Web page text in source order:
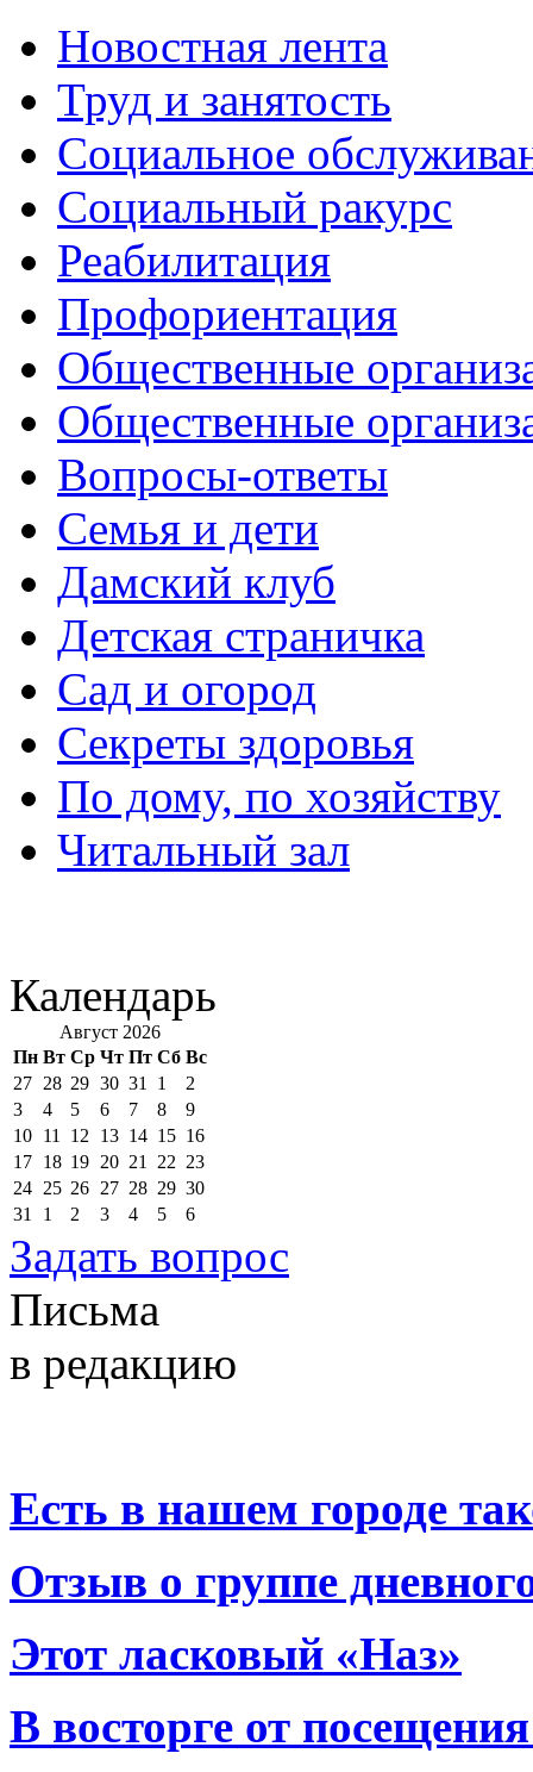
Новостная лента
Труд и занятость
Социальное
Социальный ракурс
Реабилитация
Профориентация
Общественные
Общественные
Вопросы-ответы
Семья и дети
Дамский клуб
Детская страничка
Сад и огород
Секреты здоровья
По дому, по хозяйству
Читальный зал
Календарь
Август 2026
Пн Вт Ср Чт Пт Сб Вс
27 28 29 30 31 1
2
3
4 5 6 7 8
9
10 11 12 13 14 15 16
17 18 19 20 21 22 23
24 25 26 27 28 29 30
31
1 2 3 4 5 6
Задать вопрос
Письма
в редакцию
Есть в нашем городе
Отзыв о группе
Этот ласковый «Наз»
В восторге от